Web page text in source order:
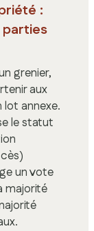
:
grenier,
aux
annexe.
le statut
un vote
majorité